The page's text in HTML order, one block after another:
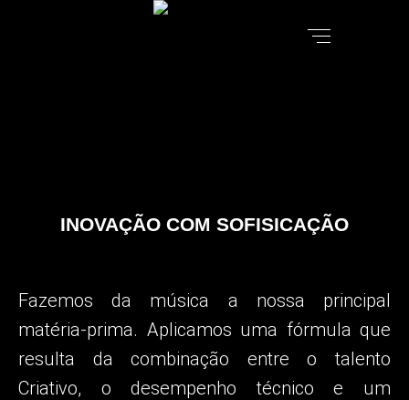
INOVAÇÃO COM SOFISICAÇÃO
Fazemos da música a nossa principal
matéria-prima. Aplicamos uma fórmula que
resulta da combinação entre o talento
Criativo, o desempenho técnico e um